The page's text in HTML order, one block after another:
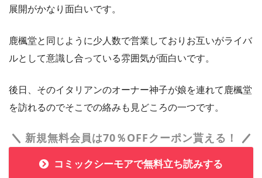
展開がかなり面白いです。
鹿楓堂と同じように少人数で営業しておりお互いがライバ
ルとして意識し合っている雰囲気が面白いです。
後日、そのイタリアンのオーナー神子が娘を連れて鹿楓堂
を訪れるのでそこでの絡みも見どころの一つです。
新規無料会員は70％OFFクーポン貰える！
コミックシーモアで無料立ち読みする